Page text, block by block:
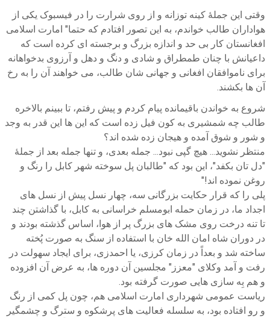
وقتی این جملۀ کینه توزانه و از روی شرارت را در فیسبوک یکی از
هواداران طالب خواندم، به این تصور افتادم که حتما" امارت اسلامی
افغانستان کار بی حد و اندازه بزرگ و برجسته ای کرده است که
داعیانش با چنان طمطراق و شادی و دنگ و دهل و آرزوی بدخواهانه
برای ناموافقان افغانی و جهانی شان طالب، می خواهند آن را به رخ
آن ها بکشند.
شروع به خواندن باقیمانده پیام کردم و پیش رفتم، تا ببینم بالاخره
طالب چه شمشیری به کون فیل زده است که این ها این قدر به وجد
و شور و شوق آمده و هیجان زده شده اند؟
منتظر نشوید... هیچ گپی نبود... جمله بعدی، و تنها جمله بعد از جملۀ
"دل تان بکفد"، این بود که "طالبان پل سوخته شهر کابل را رنگ و
روغن نموده اند!"
پلی را که قرار حکایت بزرگانی سه، چهار نسل پیش از نسل های
اجداد ما، در زمان حمله ابومسلم خراسانی به کابل، با گذاشتن چند
تا تنه درخت روی مشک های بزرگ پر از هوا، اساس گذشته بودند و
در دوران شاه امان الله خان با استفاده از سنگ به صورت پُخته
ساخته شد و بعداً در زمان کرزی، یا احمدزی، برای ایجاد سهولت در
رفت و آمد وکلای "معزز" مجلسین آن دوره ها، به عرض آن افزوده
و هم بِه سازی هایی صورت گرفته بود.
ریاست عمومی شهرداری امارت اسلامی هم، چون پل کمی از رنگ
و رو افتاده بود، به سلسله فعالیت های پرشکوه و سترگ و چشمگیر